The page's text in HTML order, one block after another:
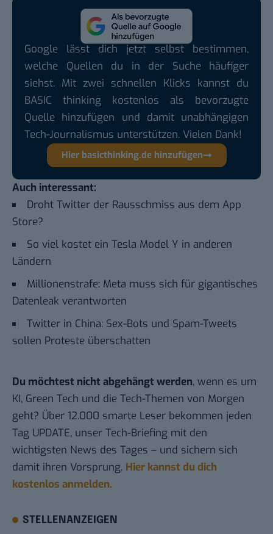
Google lässt dich jetzt selbst bestimmen,
welche Quellen du in der Suche häufiger
siehst. Mit zwei schnellen Klicks kannst du
BASIC thinking kostenlos als bevorzugte
Quelle hinzufügen und damit unabhängigen
Tech-Journalismus unterstützen. Vielen Dank!
Hier basicthinking.de hinzufügen
Auch interessant:
Droht Twitter der Rausschmiss aus dem App
Store?
So viel kostet ein Tesla Model Y in anderen
Ländern
Millionenstrafe: Meta muss sich für gigantisches
Datenleak verantworten
Twitter in China: Sex-Bots und Spam-Tweets
sollen Proteste überschatten
Du möchtest nicht abgehängt werden, wenn es um
KI, Green Tech und die Tech-Themen von Morgen
geht? Über 12.000 smarte Leser bekommen jeden
Tag UPDATE, unser Tech-Briefing mit den
wichtigsten News des Tages – und sichern sich
damit ihren Vorsprung. Hier kannst du dich
kostenlos anmelden.
STELLENANZEIGEN